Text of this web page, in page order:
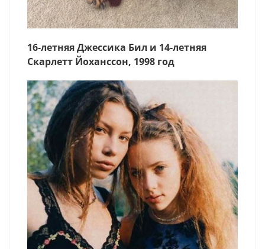
16-летняя Джессика Бил и 14-летняя
Скарлетт Йоханссон, 1998 год